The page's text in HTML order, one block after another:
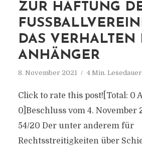
ZUR HAFTUNG
AS VERHALTEN
NHÄNGER
8. November 2021 4 Min. Lesedauer
Click to rate this post![Total: 0
0]Beschluss vom 4. November
54/20 Der unter anderem für
Rechtsstreitigkeiten über